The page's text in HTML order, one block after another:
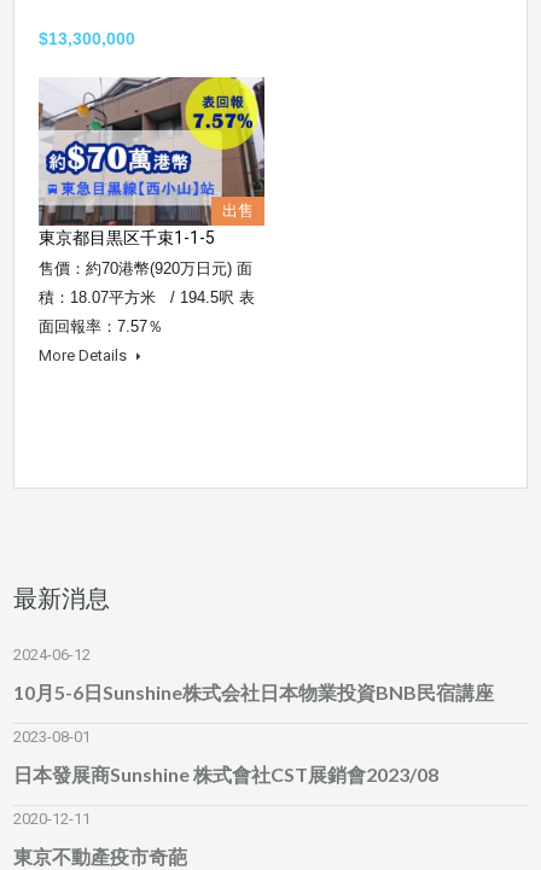
$13,300,000
出售
東京都目黒区千束1-1-5
售價：約70港幣(920万日元) 面
積：18.07平方米 / 194.5呎 表
面回報率：7.57％
More Details
最新消息
2024-06-12
10月5-6日Sunshine株式会社日本物業投資BNB民宿講座
2023-08-01
日本發展商Sunshine 株式會社CST展銷會2023/08
2020-12-11
東京不動產疫市奇葩